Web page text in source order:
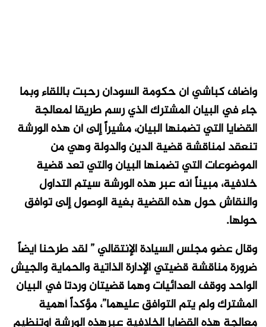
وأضاف كباشي أن حكومة السودان رحبت باللقاء وبما
جاء في البيان المشترك الذي رسم طريقا لمعالجة
القضايا التي تضمنها البيان، مشيراً إلى أن هذه الورشة
تنعقد لمناقشة قضية الدين والدولة وهي من
الموضوعات التي تضمنها البيان والتي تعد قضية
خلافية، مبيناً أنه عبر هذه الورشة سيتم التداول
والنقاش حول هذه القضية بغية الوصول إلى توافق
حولها.
وقال عضو مجلس السيادة الإنتقالي ” لقد طرحنا أيضاً
ضرورة مناقشة قضيتي الإدارة الذاتية والحماية والجيش
الواحد ووقف العدائيات وهما قضيتان وردتا في البيان
المشترك ولم يتم التوافق عليهما”، مؤكداً أهمية